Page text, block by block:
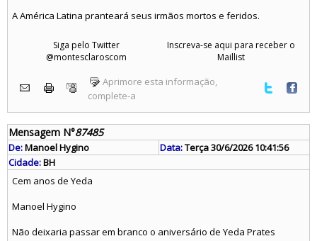
A América Latina pranteará seus irmãos mortos e feridos.
Siga pelo Twitter
@montesclaroscom
Inscreva-se aqui para receber o
Maillist
Aprimore esta informação,
complete-a
Mensagem N°87485
De:Manoel Hygino Data:Terça 30/6/2026 10:41:56
Cidade:BH
Cem anos de Yeda
Manoel Hygino
Não deixaria passar em branco o aniversário de Yeda Prates